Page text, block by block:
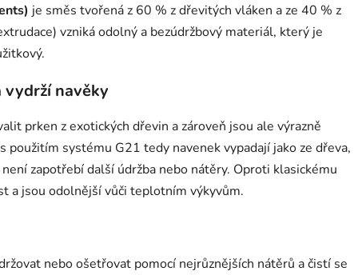
je směs tvořená z 60 % z dřevitých vláken a ze 40 % z
vzniká odolný a bezúdržbový materiál, který je
vydrží navěky
prken z exotických dřevin a zároveň jsou ale výrazně
použitím systému G21 tedy navenek vypadají jako ze dřeva,
zapotřebí další údržba nebo nátěry. Oproti klasickému
a jsou odolnější vůči teplotním výkyvům.
nebo ošetřovat pomocí nejrůznějších nátěrů a čistí se